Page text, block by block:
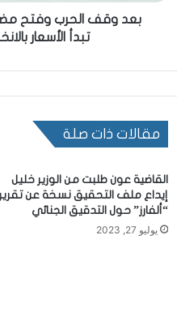
بعد وقف الحرب وفتح
تبدأ الأسعار
مقالات ذات صلة
القاضية عون طلبت من الوزير خليل
إيداع ملف التحقيق نسخة عن تقرير
“ألفارز” حول التدقيق الجنائي
يوليو 27, 2023